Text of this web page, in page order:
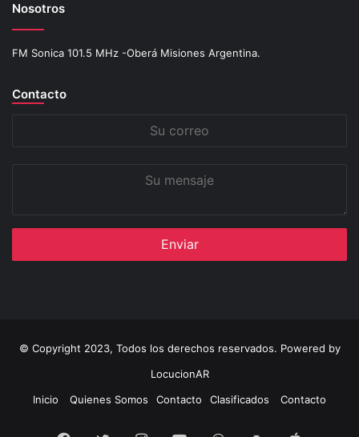
Nosotros
FM Sonica 101.5 MHz -Oberá Misiones Argentina.
Contacto
© Copyright 2023, Todos los derechos reservados. Powered by
LocucionAR
Inicio
Quienes Somos Contacto Clasificados Contacto